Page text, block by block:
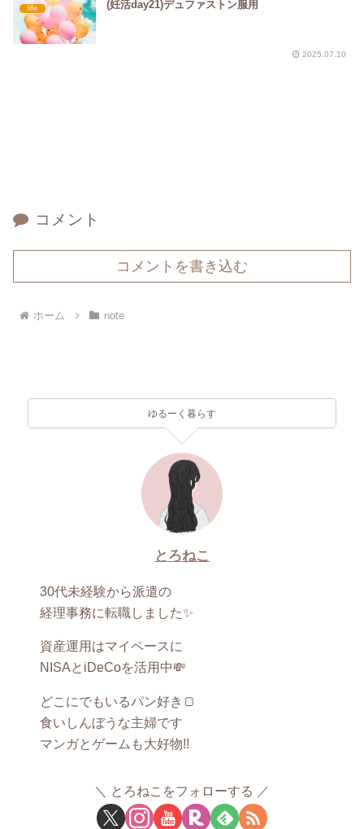
life (妊活day21)デュファストン服用
2025.07.10
コメント
コメントを書き込む
ホーム note
ゆるーく暮らす
とろねこ
30代未経験から派遣の
経理事務に転職しました✨
資産運用はマイペースに
NISAとiDeCoを活用中💸
どこにでもいるパン好き🍞
食いしんぼうな主婦です
マンガとゲームも大好物!!
とろねこをフォローする